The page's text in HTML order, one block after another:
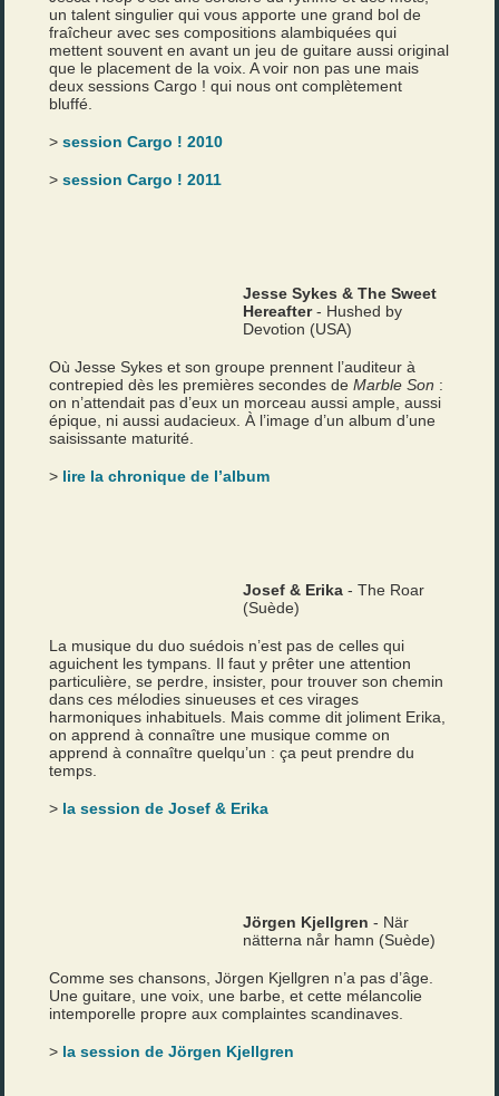
un talent singulier qui vous apporte une grand bol de
fraîcheur avec ses compositions alambiquées qui
mettent souvent en avant un jeu de guitare aussi original
que le placement de la voix. A voir non pas une mais
deux sessions Cargo ! qui nous ont complètement
bluffé.
>session Cargo ! 2010
>session Cargo ! 2011
Jesse Sykes & The Sweet
Hereafter- Hushed by
Devotion (USA)
Où Jesse Sykes et son groupe prennent l’auditeur à
contrepied dès les premières secondes deMarble Son :
on n’attendait pas d’eux un morceau aussi ample, aussi
épique, ni aussi audacieux. À l’image d’un album d’une
saisissante maturité.
> lire la chronique de l’album
Josef & Erika - The Roar
(Suède)
La musique du duo suédois n’est pas de celles qui
aguichent les tympans. Il faut y prêter une attention
particulière, se perdre, insister, pour trouver son chemin
dans ces mélodies sinueuses et ces virages
harmoniques inhabituels. Mais comme dit joliment Erika,
on apprend à connaître une musique comme on
apprend à connaître quelqu’un : ça peut prendre du
temps.
> la session de Josef & Erika
Jörgen Kjellgren - När
nätterna når hamn (Suède)
Comme ses chansons, Jörgen Kjellgren n’a pas d’âge.
Une guitare, une voix, une barbe, et cette mélancolie
intemporelle propre aux complaintes scandinaves.
> la session de Jörgen Kjellgren